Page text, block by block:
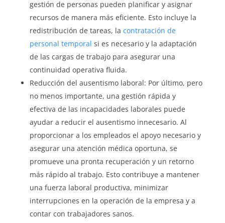
gestión de personas pueden planificar y asignar
recursos de manera más eficiente. Esto incluye la
redistribución de tareas, la contratación de
personal temporal si es necesario y la adaptación
de las cargas de trabajo para asegurar una
continuidad operativa fluida.
Reducción del ausentismo laboral: Por último, pero
no menos importante, una gestión rápida y
efectiva de las incapacidades laborales puede
ayudar a reducir el ausentismo innecesario. Al
proporcionar a los empleados el apoyo necesario y
asegurar una atención médica oportuna, se
promueve una pronta recuperación y un retorno
más rápido al trabajo. Esto contribuye a mantener
una fuerza laboral productiva, minimizar
interrupciones en la operación de la empresa y a
contar con trabajadores sanos.